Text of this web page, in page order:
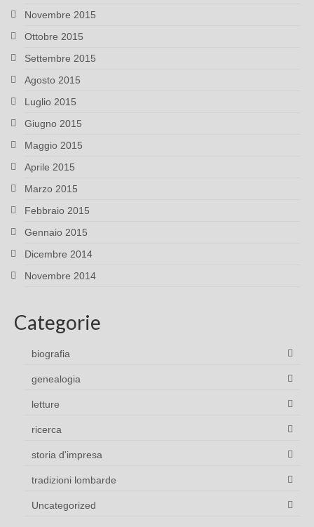
Novembre 2015
Ottobre 2015
Settembre 2015
Agosto 2015
Luglio 2015
Giugno 2015
Maggio 2015
Aprile 2015
Marzo 2015
Febbraio 2015
Gennaio 2015
Dicembre 2014
Novembre 2014
Categorie
biografia
genealogia
letture
ricerca
storia d'impresa
tradizioni lombarde
Uncategorized